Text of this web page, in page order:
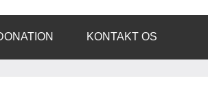
KONTAKT OS